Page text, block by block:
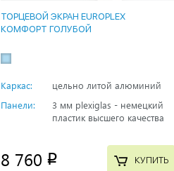
ТОРЦЕВОЙ ЭКРАН EUROPLEX
КОМФОРТ ГОЛУБОЙ
Каркас:
цельно литой алюминий
Панели:
3 мм plexiglas - немецкий
пластик высшего качества
8 760 p КУПИТЬ